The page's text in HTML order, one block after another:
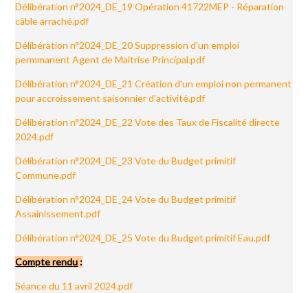
Délibération n°2024_DE_19 Opération 41722MEP - Réparation
câble arraché.pdf
Délibération n°2024_DE_20 Suppression d'un emploi
permmanent Agent de Maitrise Principal.pdf
Délibération n°2024_DE_21 Création d'un emploi non permanent
pour accroissement saisonnier d'activité.pdf
Délibération n°2024_DE_22 Vote des Taux de Fiscalité directe
2024.pdf
Délibération n°2024_DE_23 Vote du Budget primitif
Commune.pdf
Délibération n°2024_DE_24 Vote du Budget primitif
Assainissement.pdf
Délibération n°2024_DE_25 Vote du Budget primitif Eau.pdf
Compte rendu :
Séance du 11 avril 2024.pdf